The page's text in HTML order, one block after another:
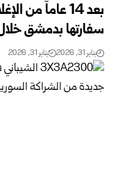
بعد 14 عاماً
سفارتها بدمشق
يناير 31, 2026 يناير 31, 2026